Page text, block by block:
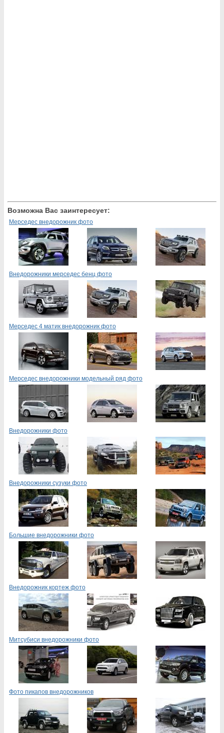
Возможна Вас заинтересует:
Мерседес внедорожник фото
Внедорожники мерседес бенц фото
Мерседес 4 матик внедорожник фото
Мерседес внедорожники модельный ряд фото
Внедорожники фото
Внедорожники сузуки фото
Большие внедорожники фото
Внедорожник кортеж фото
Митсубиси внедорожники фото
Фото пикапов внедорожников